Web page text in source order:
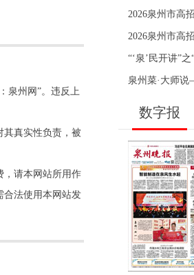
泉州网”。违反上
真实性负责，被
，请本网站所用作
合法使用本网站发
数字报